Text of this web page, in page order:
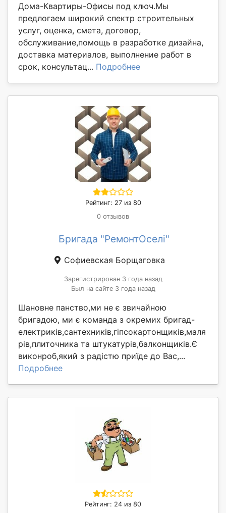
Дома-Квартиры-Офисы под ключ.Мы
предлогаем широкий спектр строительных
услуг, оценка, смета, договор,
обслуживание,помощь в разработке дизайна,
доставка материалов, выполнение работ в
срок, консультац... Подробнее
Рейтинг: 27 из 80
0 отзывов
Бригада "РемонтОселі"
Софиевская Борщаговка
Зарегистрирован 3 года назад
Был на сайте 3 года назад
Шановне панство,ми не є звичайною
бригадою, ми є команда з окремих бригад-
електриків,сантехників,гіпсокартонщиків,маля
рів,плиточника та штукатурів,балконщиків.Є
виконроб,який з радістю приїде до Вас,...
Подробнее
Рейтинг: 24 из 80